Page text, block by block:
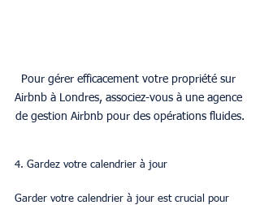
Pour gérer efficacement votre propriété sur
Airbnb à Londres, associez-vous à une agence
de gestion Airbnb pour des opérations fluides.
4. Gardez votre calendrier à jour
Garder votre calendrier à jour est crucial pour